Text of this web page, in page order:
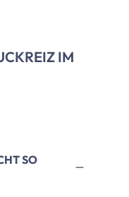
IM
SO